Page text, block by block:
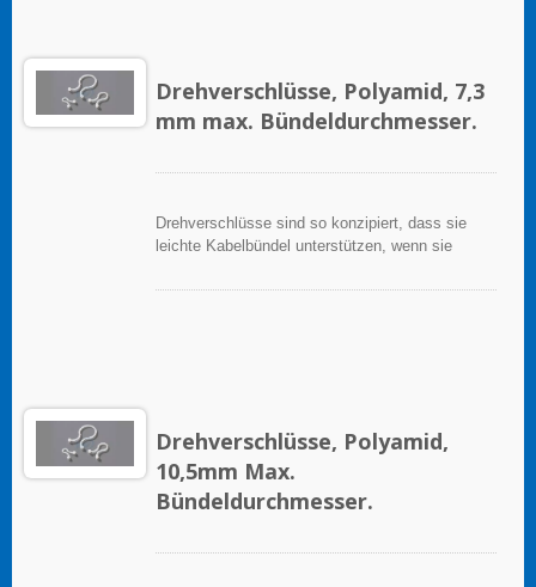
Drehverschlüsse, Polyamid, 7,3
mm max. Bündeldurchmesser.
Drehverschlüsse sind so konzipiert, dass sie
leichte Kabelbündel unterstützen, wenn sie
fettfreien Oberfläche angewendet werden.
Drehverschlüsse, Polyamid,
10,5mm Max.
Bündeldurchmesser.